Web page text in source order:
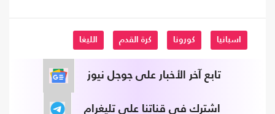
اسبانيا كورونا كرة القدم الليغا
تابع آخر الأخبار على جوجل نيوز
اشترك في قناتنا على تليغرام